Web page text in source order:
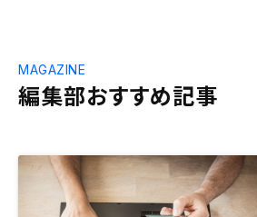
編集部おすすめ記事
MAGAZINE